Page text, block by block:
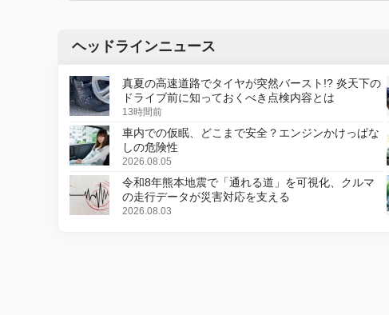
ヘッドラインニュース
真夏の高速道路でタイヤが突然バースト!? 炎天下の
ドライブ前に知っておくべき点検内容とは
13時間前
車内での仮眠、どこまで安全？エンジンかけっぱな
しの危険性
2026.08.05
令和8年熊本地震で「通れる道」を可視化、クルマ
の走行データが災害対応を支える
2026.08.03